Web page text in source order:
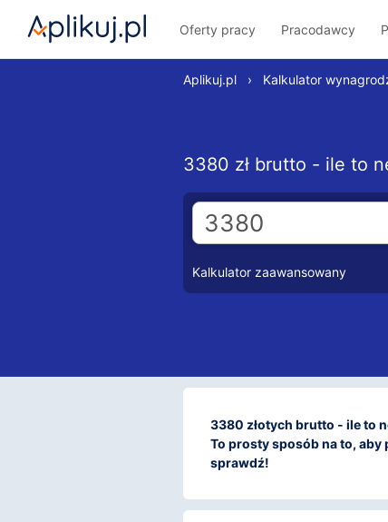
Oferty pracy Pracodawcy
Aplikuj.pl › Kalkulator
3380 zł brutto - ile to
Kalkulator zaawansowany
3380 złotych brutto - ile to
To prosty sposób na to, aby
sprawdź!